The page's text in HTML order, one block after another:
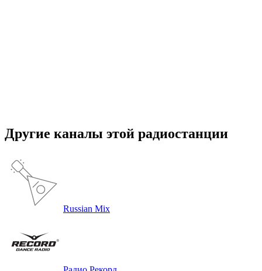
Другие каналы этой радиостанции
Russian Mix